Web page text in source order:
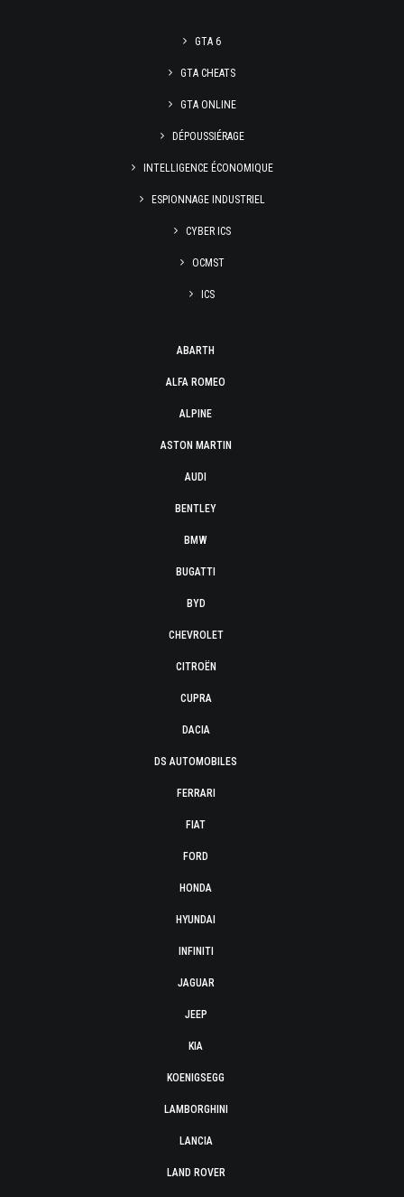
GTA 6
GTA CHEATS
GTA ONLINE
DÉPOUSSIÉRAGE
INTELLIGENCE ÉCONOMIQUE
ESPIONNAGE INDUSTRIEL
CYBER ICS
OCMST
ICS
ABARTH
ALFA ROMEO
ALPINE
ASTON MARTIN
AUDI
BENTLEY
BMW
BUGATTI
BYD
CHEVROLET
CITROËN
CUPRA
DACIA
DS AUTOMOBILES
FERRARI
FIAT
FORD
HONDA
HYUNDAI
INFINITI
JAGUAR
JEEP
KIA
KOENIGSEGG
LAMBORGHINI
LANCIA
LAND ROVER